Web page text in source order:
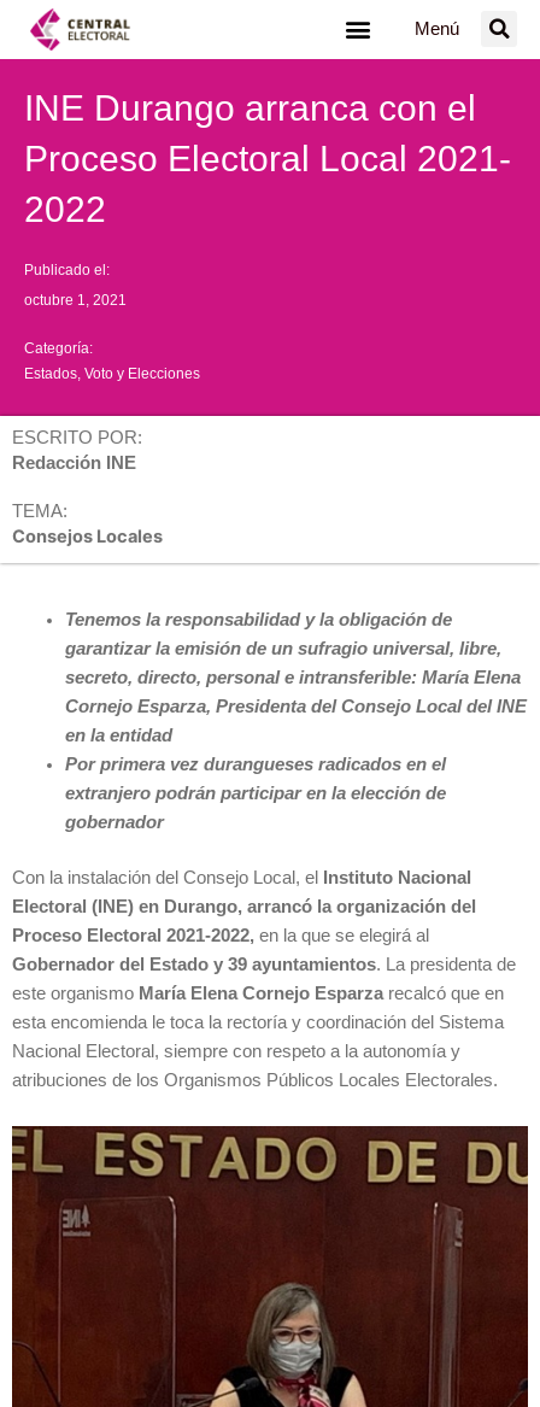
Menú
INE Durango arranca con el
Proceso Electoral Local 2021-
2022
Publicado el:
octubre 1, 2021
Categoría:
Estados Voto y Elecciones
ESCRITO POR:
Redacción INE
TEMA:
Consejos Locales
Tenemos la responsabilidad y la obligación de
garantizar la emisión de un sufragio universal, libre,
secreto, directo, personal e intransferible: María Elena
Cornejo Esparza, Presidenta del Consejo Local del INE
en la entidad
Por primera vez durangueses radicados en el
extranjero podrán participar en la elección de
gobernador
Con la instalación del Consejo Local, el
Instituto Nacional
Electoral (INE) en Durango, arrancó la organización del
Proceso Electoral 2021-2022, en la que se elegirá al
Gobernador del Estado y 39 ayuntamientos. La presidenta de
este organismo María Elena Cornejo Esparza recalcó que en
esta encomienda le toca la rectoría y coordinación del Sistema
Nacional Electoral, siempre con respeto a la autonomía y
atribuciones de los Organismos Públicos Locales Electorales.